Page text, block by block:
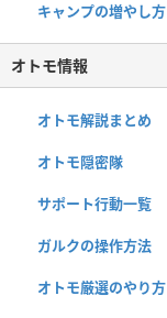
キャンプの増やし方
オトモ情報
オトモ解説まとめ
オトモ隠密隊
サポート行動一覧
ガルクの操作方法
オトモ厳選のやり方